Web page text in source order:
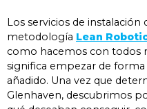
Los servicios de
metodología Lean
como hacemos con todos
significa empezar de
añadido. Una vez que
Glenhaven, descubrimos